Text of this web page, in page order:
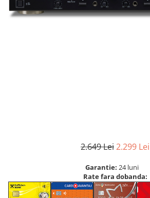
2.649 Lei2.299 Lei
Garantie: 24 luni
Rate fara dobanda: